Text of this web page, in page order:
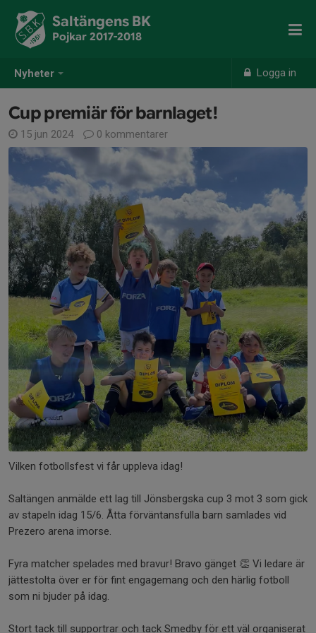
Nyheter Logga in
Saltängens BK
Pojkar 2017-2018
Cup premiär för barnlaget!
15 jun 2024 0 kommentarer
Vilken fotbollsfest vi får uppleva idag!
Saltängen anmälde ett lag till Jönsbergska cup 3 mot 3 som gick
av stapeln idag 15/6. Åtta förväntansfulla barn samlades vid
Prezero arena imorse.
Fyra matcher spelades med bravur! Bravo gänget 👏 Vi ledare är
jättestolta över er för fint engagemang och den härlig fotboll
som ni bjuder på idag.
Stort tack till supportrar och tack Smedby för ett väl organiserat